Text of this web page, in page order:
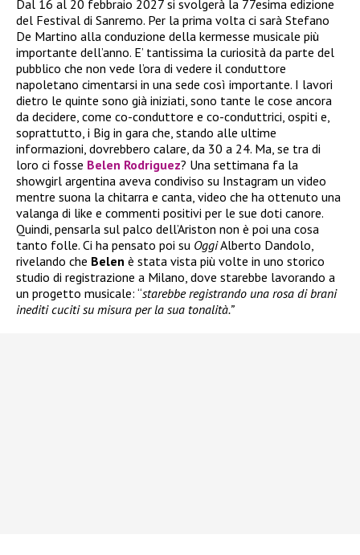
Dal 16 al 20 febbraio 2027 si svolgerà la 77esima edizione
del Festival di Sanremo. Per la prima volta ci sarà Stefano
De Martino alla conduzione della kermesse musicale più
importante dell’anno. E’ tantissima la curiosità da parte del
pubblico che non vede l’ora di vedere il conduttore
napoletano cimentarsi in una sede così importante. I lavori
dietro le quinte sono già iniziati, sono tante le cose ancora
da decidere, come co-conduttore e co-conduttrici, ospiti e,
soprattutto, i Big in gara che, stando alle ultime
informazioni, dovrebbero calare, da 30 a 24. Ma, se tra di
loro ci fosse Belen Rodriguez? Una settimana fa la
showgirl argentina aveva condiviso su Instagram un video
mentre suona la chitarra e canta, video che ha ottenuto una
valanga di like e commenti positivi per le sue doti canore.
Quindi, pensarla sul palco dell’Ariston non è poi una cosa
tanto folle. Ci ha pensato poi su OggiAlberto Dandolo,
rivelando che Belen è stata vista più volte in uno storico
studio di registrazione a Milano, dove starebbe lavorando a
un progetto musicale: “starebbe registrando una rosa di brani
inediti cuciti su misura per la sua tonalità.”